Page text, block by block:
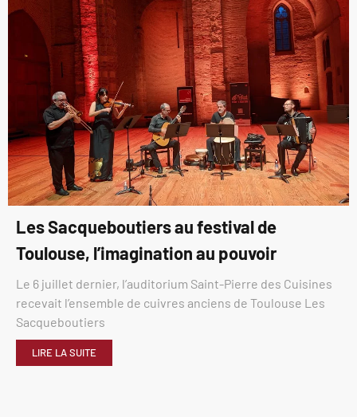
Les Sacqueboutiers au festival de
Toulouse, l’imagination au pouvoir
Le 6 juillet dernier, l’auditorium Saint-Pierre des Cuisines
recevait l’ensemble de cuivres anciens de Toulouse Les
Sacqueboutiers
LIRE LA SUITE